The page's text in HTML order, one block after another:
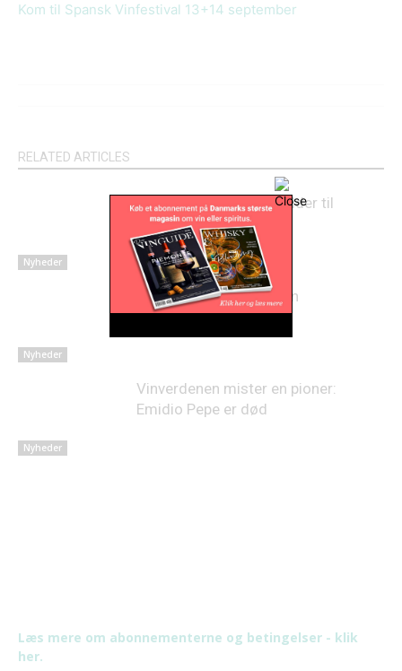
Kom til Spansk Vinfestival 13+14 september
RELATED ARTICLES
Nyheder
Australsk vineksport falder til
laveste niveau i 22 år
Nyheder
Lovende høst på Sicilien
Nyheder
Vinverdenen mister en pioner:
Emidio Pepe er død
Læs mere om abonnementerne og betingelser - klik
her.